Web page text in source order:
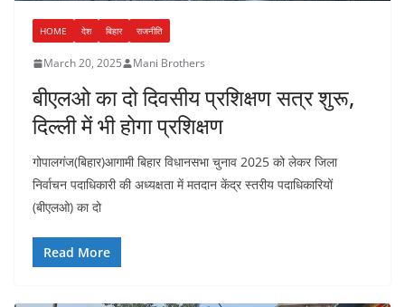
HOME देश बिहार राजनीति
March 20, 2025 Mani Brothers
बीएलओ का दो दिवसीय प्रशिक्षण सत्र शुरू,
दिल्ली में भी होगा प्रशिक्षण
गोपालगंज(बिहार)आगामी बिहार विधानसभा चुनाव 2025 को लेकर जिला
निर्वाचन पदाधिकारी की अध्यक्षता में मतदान केंद्र स्तरीय पदाधिकारियों
(बीएलओ) का दो
Read More